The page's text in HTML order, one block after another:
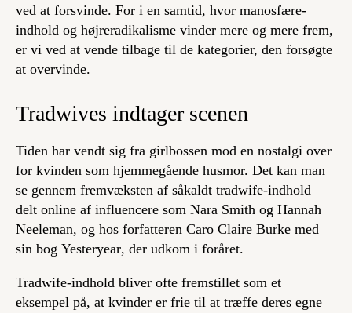
ved at forsvinde. For i en samtid, hvor manosfære-
indhold og højreradikalisme vinder mere og mere frem,
er vi ved at vende tilbage til de kategorier, den forsøgte
at overvinde.
Tradwives indtager scenen
Tiden har vendt sig fra girlbossen mod en nostalgi over
for kvinden som hjemmegående husmor. Det kan man
se gennem fremvæksten af såkaldt tradwife-indhold –
delt online af influencere som Nara Smith og Hannah
Neeleman, og hos forfatteren Caro Claire Burke med
sin bog Yesteryear, der udkom i foråret.
Tradwife-indhold bliver ofte fremstillet som et
eksempel på, at kvinder er frie til at træffe deres egne